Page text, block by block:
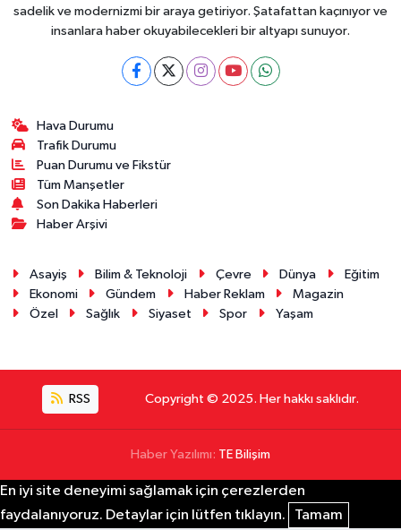
sadelik ve modernizmi bir araya getiriyor. Şatafattan kaçınıyor ve
insanlara haber okuyabilecekleri bir altyapı sunuyor.
Hava Durumu
Trafik Durumu
Puan Durumu ve Fikstür
Tüm Manşetler
Son Dakika Haberleri
Haber Arşivi
Asayiş Bilim & Teknoloji Çevre Dünya
Eğitim
Ekonomi
Gündem Haber Reklam
Magazin
Özel
Sağlık Siyaset Spor Yaşam
RSS Copyright © 2025. Her hakkı saklıdır.
Haber Yazılımı: TE Bilişim
En iyi site deneyimi sağlamak için çerezlerden
faydalanıyoruz. Detaylar için lütfen tıklayın.
Tamam